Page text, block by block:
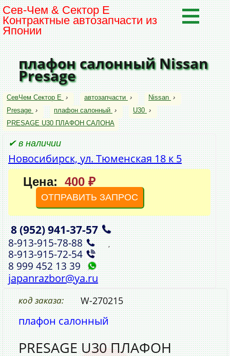
Сев-Чем & Сектор Е
Контрактные автозапчасти из
Японии
плафон салонный Nissan
Presage
СевЧем Сектор Е › автозапчасти › Nissan ›
Presage › плафон салонный › U30 ›
PRESAGE U30 ПЛАФОН САЛОНА
✔ в наличии
Новосибирск, ул. Тюменская 18 к 5
Цена: 400 ₽
ОТПРАВИТЬ ЗАПРОС
8 (952)941‑37‑57 ,
8‑913‑915‑78‑88 ,
8‑913‑915‑72‑54
8 999 452 13 39
japanrazbor@ya.ru
код заказа: W-270215
плафон салонный
PRESAGE U30 ПЛАФОН